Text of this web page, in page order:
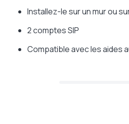
Installez-le sur un mur ou
2 comptes SIP
Compatible avec les aides